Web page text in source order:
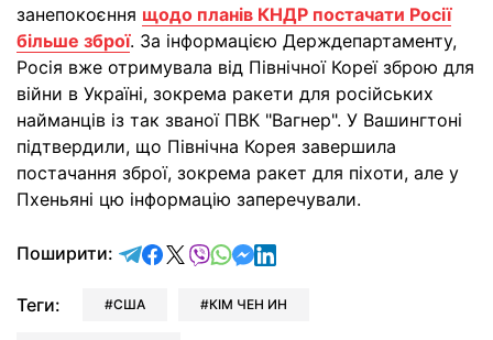
занепокоєння щодо планів КНДР постачати Росії
більше зброї. За інформацією Держдепартаменту,
Росія вже отримувала від Північної Кореї зброю для
війни в Україні, зокрема ракети для російських
найманців із так званої ПВК "Вагнер". У Вашингтоні
підтвердили, що Північна Корея завершила
постачання зброї, зокрема ракет для піхоти, але у
Пхеньяні цю інформацію заперечували.
Поширити: відправити у Telegram
поділитись у Facebook
поділитись у X
відправити у Viber
відправити у Whatsapp
відправити у Messenger
відправити у LinkedIn
Теги: США КІМ ЧЕН ИН